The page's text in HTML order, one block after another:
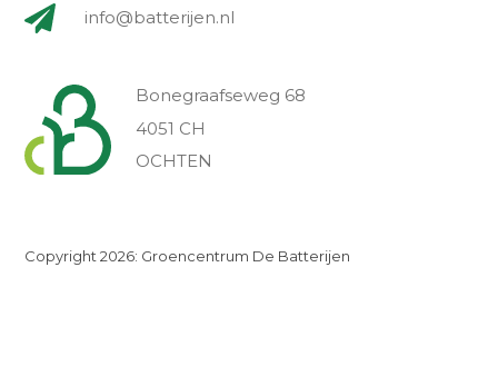
info@batterijen.nl
Bonegraafseweg 68
4051 CH
OCHTEN
Copyright 2026: Groencentrum De Batterijen